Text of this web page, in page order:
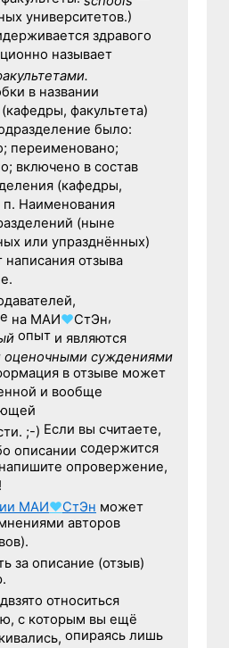
университетов.)
здравого
называет
в названии
факультета)
было:
переименовано;
включено в состав
(кафедры,
п. Наименования
(ныне
или упразднённых)
отзыва
на МАИ♥СтЭн,
опыт и являются
оценочными суждениями
в отзыве может
и вообще
;-) Если вы считаете,
описании содержится
опровержение,
МАИ♥СтЭн может
авторов
за описание (отзыв)
относиться
с которым вы ещё
опираясь лишь